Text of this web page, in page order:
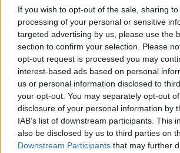
If you wish to opt-out of the sale, sharing
processing of your personal or sensitive
targeted advertising by us, please use the
section to confirm your selection. Please
opt-out request is processed you may
interest-based ads based on personal
us or personal information disclosed to
your opt-out. You may separately opt-out
disclosure of your personal information by
IAB’s list of downstream participants. This
also be disclosed by us to third parties on
Downstream Participants that may further
βελτιστοποίηση της σύνθεσης των
την απελευθέρωση κεφαλαίων προς
στρατηγική αυτή της ανακύκλωσης
επιτρέπεινα κατευθύνουμε τα
κτήρια γραφείων και σύγχρονα πράσινα
ενισχύοντας διαρκώς την ποιότητα του
μας και δημιουργώντας
μετόχους μας».